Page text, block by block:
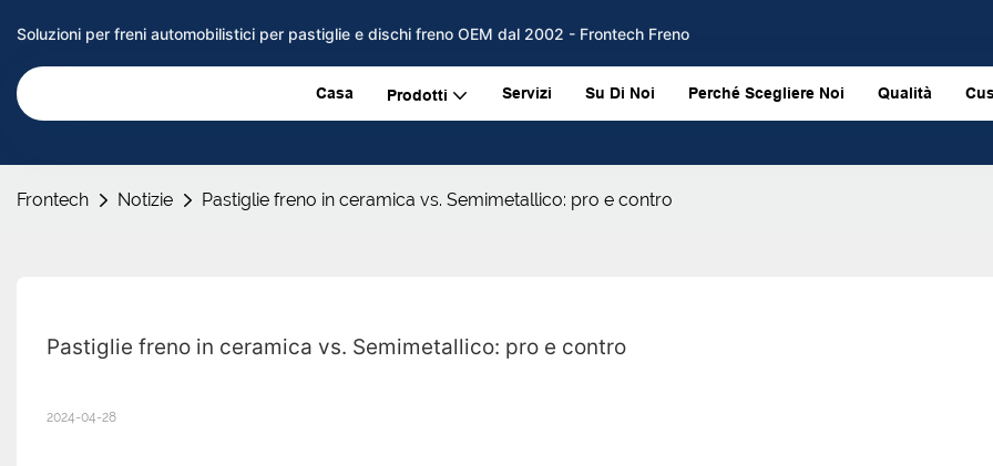
Soluzioni per freni automobilistici per pastiglie e dischi freno OEM dal 2002 - Frontech Freno
Casa Prodotti Servizi Su Di Noi Perché Scegliere Noi Qualità
Frontech Notizie Pastiglie freno in ceramica vs. Semimetallico: pro e contro
Pastiglie freno in ceramica vs. Semimetallico: pro e contro
2024-04-28